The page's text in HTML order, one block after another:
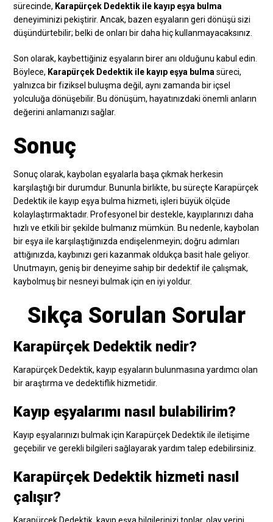
sürecinde, Karapürçek Dedektik ile kayıp eşya bulma
deneyiminizi pekiştirir. Ancak, bazen eşyaların geri dönüşü sizi
düşündürtebilir; belki de onları bir daha hiç kullanmayacaksınız.
Son olarak, kaybettiğiniz eşyaların birer anı olduğunu kabul edin.
Böylece, Karapürçek Dedektik ile kayıp eşya bulma süreci,
yalnızca bir fiziksel buluşma değil, aynı zamanda bir içsel
yolculuğa dönüşebilir. Bu dönüşüm, hayatınızdaki önemli anların
değerini anlamanızı sağlar.
Sonuç
Sonuç olarak, kaybolan eşyalarla başa çıkmak herkesin
karşılaştığı bir durumdur. Bununla birlikte, bu süreçte Karapürçek
Dedektik ile kayıp eşya bulma hizmeti, işleri büyük ölçüde
kolaylaştırmaktadır. Profesyonel bir destekle, kayıplarınızı daha
hızlı ve etkili bir şekilde bulmanız mümkün. Bu nedenle, kaybolan
bir eşya ile karşılaştığınızda endişelenmeyin; doğru adımları
attığınızda, kaybınızı geri kazanmak oldukça basit hale geliyor.
Unutmayın, geniş bir deneyime sahip bir dedektif ile çalışmak,
kaybolmuş bir nesneyi bulmak için en iyi yoldur.
Sıkça Sorulan Sorular
Karapürçek Dedektik nedir?
Karapürçek Dedektik, kayıp eşyaların bulunmasına yardımcı olan
bir araştırma ve dedektiflik hizmetidir.
Kayıp eşyalarımı nasıl bulabilirim?
Kayıp eşyalarınızı bulmak için Karapürçek Dedektik ile iletişime
geçebilir ve gerekli bilgileri sağlayarak yardım talep edebilirsiniz.
Karapürçek Dedektik hizmeti nasıl
çalışır?